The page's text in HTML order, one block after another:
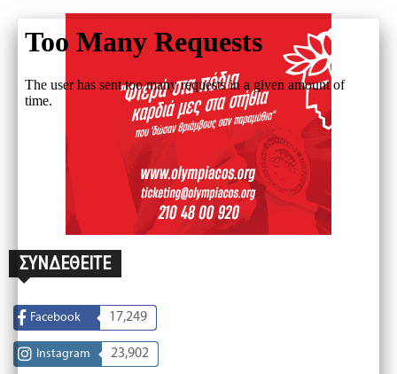
ΣΥΝΔΕΘΕΙΤΕ
Facebook 17,249
Instagram 23,902